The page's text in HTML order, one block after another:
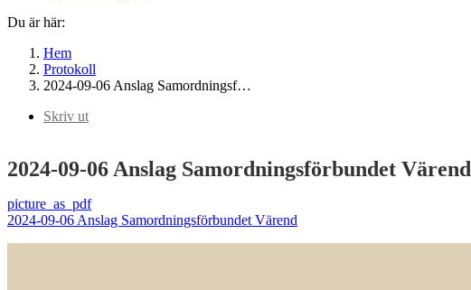
Du är här:
Hem
Protokoll
2024-09-06 Anslag Samordningsf…
Skriv ut
2024-09-06 Anslag Samordningsförbundet Värend
2024-09-06 Anslag Samordningsförbundet Värend